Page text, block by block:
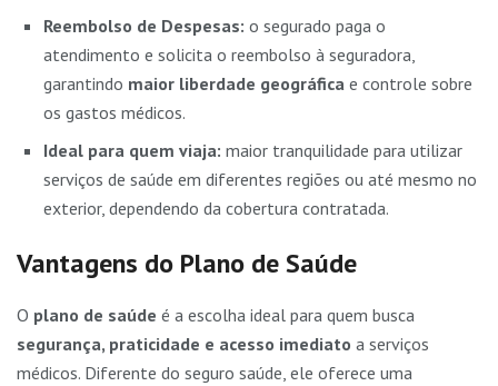
Reembolso de Despesas: o segurado paga o
atendimento e solicita o reembolso à seguradora,
garantindo maior liberdade geográfica e controle sobre
os gastos médicos.
Ideal para quem viaja: maior tranquilidade para utilizar
serviços de saúde em diferentes regiões ou até mesmo no
exterior, dependendo da cobertura contratada.
Vantagens do Plano de Saúde
O plano de saúde é a escolha ideal para quem busca
segurança, praticidade e acesso imediato a serviços
médicos. Diferente do seguro saúde, ele oferece uma